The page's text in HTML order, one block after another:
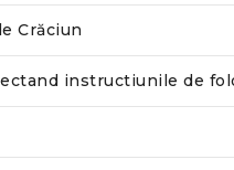
Crăciun
instructiunile de